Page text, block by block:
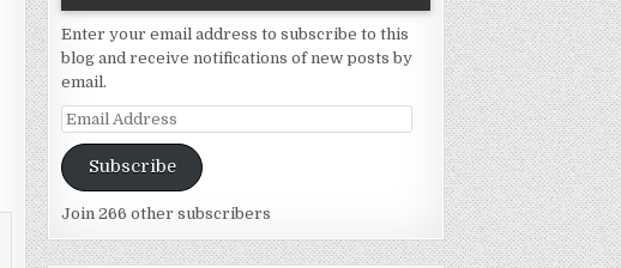
Enter your email address to subscribe to this
blog and receive notifications of new posts by
email.
Email
Address
Subscribe
Join 266 other subscribers